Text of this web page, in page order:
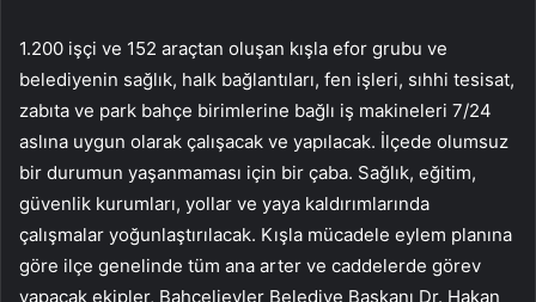
1.200 işçi ve 152 araçtan oluşan kışla efor grubu ve
belediyenin sağlık, halk bağlantıları, fen işleri, sıhhi tesisat,
zabıta ve park bahçe birimlerine bağlı iş makineleri 7/24
aslına uygun olarak çalışacak ve yapılacak. İlçede olumsuz
bir durumun yaşanmaması için bir çaba. Sağlık, eğitim,
güvenlik kurumları, yollar ve yaya kaldırımlarında
çalışmalar yoğunlaştırılacak. Kışla mücadele eylem planına
göre ilçe genelinde tüm ana arter ve caddelerde görev
yapacak ekipler, Bahçelievler Belediye Başkanı Dr. Hakan